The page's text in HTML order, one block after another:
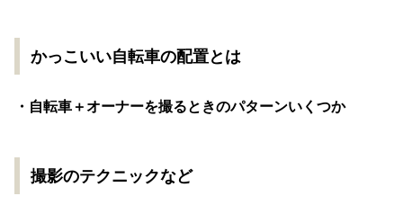
かっこいい自転車の配置とは
・自転車＋オーナーを撮るときのパターンいくつか
撮影のテクニックなど